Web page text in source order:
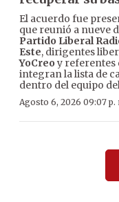
El acuerdo fue
que reunió a nueve
Partido Liberal
Este, dirigentes
YoCreo y referentes
integran la lista de
dentro del equipo
Agosto 6, 2026 09:07 p.